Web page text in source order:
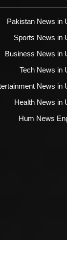
Pakistan News in
Sports News in
Business News in
Tech News in
News in
Health News in
Hum News